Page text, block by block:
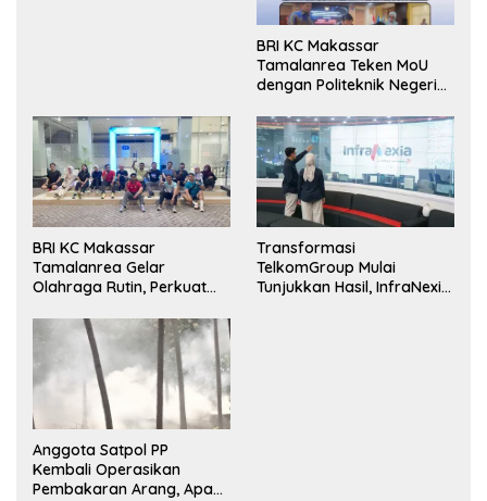
BRI KC Makassar
Tamalanrea Teken MoU
dengan Politeknik Negeri
Layanan Perbankan
BRI KC Makassar
Tamalanrea Gelar
Olahraga Rutin, Perkuat
Kerja Sehat
Transformasi
TelkomGroup Mulai
Tunjukkan Hasil, InfraNexia
Anggota Satpol PP
Kembali Operasikan
Pembakaran Arang, Apa